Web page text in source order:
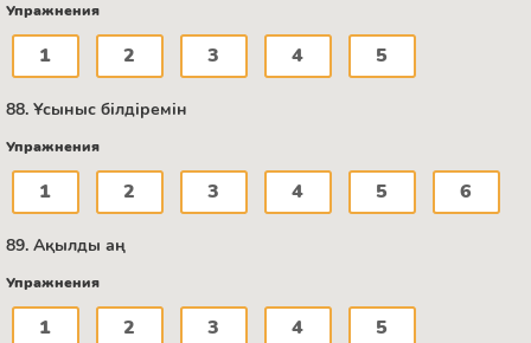
Упражнения
1 2 3 4 5
88. Ұсыныс білдіремін
Упражнения
1 2 3 4 5 6
89. Ақылды аң
Упражнения
1 2 3 4 5